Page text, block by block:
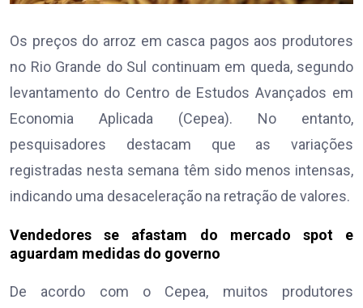
Os preços do arroz em casca pagos aos produtores
no Rio Grande do Sul continuam em queda, segundo
levantamento do Centro de Estudos Avançados em
Economia Aplicada (Cepea). No entanto,
pesquisadores destacam que as variações
registradas nesta semana têm sido menos intensas,
indicando uma desaceleração na retração de valores.
Vendedores se afastam do mercado spot e
aguardam medidas do governo
De acordo com o Cepea, muitos produtores